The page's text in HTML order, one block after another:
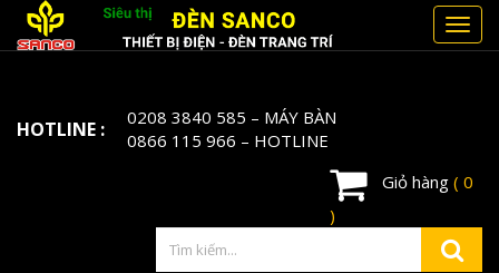
HOTLINE : 0208 3840 585 – MÁY BÀN
0866 115 966 – HOTLINE
Giỏ hàng ( 0
)